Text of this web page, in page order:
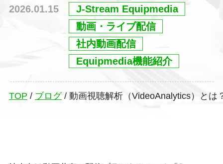
2026.01.15
J-Stream Equipmedia
動画・ライブ配信
社内動画配信
Equipmedia機能紹介
TOP / ブログ/ 動画視聴解析（VideoAnalytics）とは